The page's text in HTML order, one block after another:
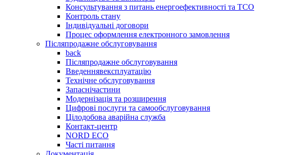
Консультування з питань енергоефективності та TCO
Контроль стану
Індивідуальні договори
Процес оформлення електронного замовлення
Післяпродажне обслуговування
back
Післяпродажне обслуговування
Введеннявексплуатацію
Технічне обслуговування
Запаснічастини
Модернізація та розширення
Цифрові послуги та самообслуговування
Цілодобова аварійна служба
Контакт-центр
NORD ECO
Часті питання